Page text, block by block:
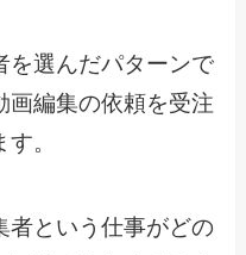
を選んだパターンで
画編集の依頼を受注
。
者という仕事がどの